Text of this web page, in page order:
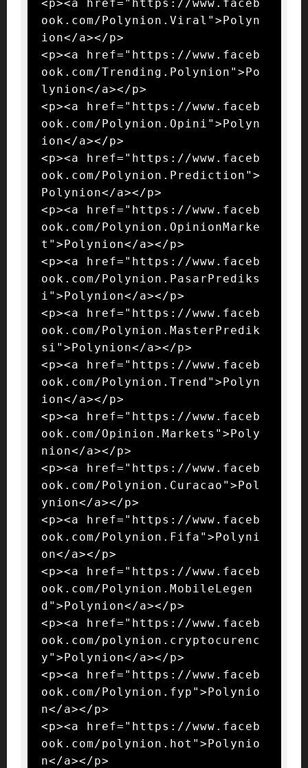
<p><a href="https://www.faceb
ook.com/Polynion.Viral">Polyn
ion</a></p>
<p><a href="https://www.faceb
ook.com/Trending.Polynion">Po
lynion</a></p>
<p><a href="https://www.faceb
ook.com/Polynion.Opini">Polyn
ion</a></p>
<p><a href="https://www.faceb
ook.com/Polynion.Prediction">
Polynion</a></p>
<p><a href="https://www.faceb
ook.com/Polynion.OpinionMarke
t">Polynion</a></p>
<p><a href="https://www.faceb
ook.com/Polynion.PasarPrediks
i">Polynion</a></p>
<p><a href="https://www.faceb
ook.com/Polynion.MasterPredik
si">Polynion</a></p>
<p><a href="https://www.faceb
ook.com/Polynion.Trend">Polyn
ion</a></p>
<p><a href="https://www.faceb
ook.com/Opinion.Markets">Poly
nion</a></p>
<p><a href="https://www.faceb
ook.com/Polynion.Curacao">Pol
ynion</a></p>
<p><a href="https://www.faceb
ook.com/Polynion.Fifa">Polyni
on</a></p>
<p><a href="https://www.faceb
ook.com/Polynion.MobileLegen
d">Polynion</a></p>
<p><a href="https://www.faceb
ook.com/polynion.cryptocurenc
y">Polynion</a></p>
<p><a href="https://www.faceb
ook.com/Polynion.fyp">Polynio
n</a></p>
<p><a href="https://www.faceb
ook.com/polynion.hot">Polynio
n</a></p>